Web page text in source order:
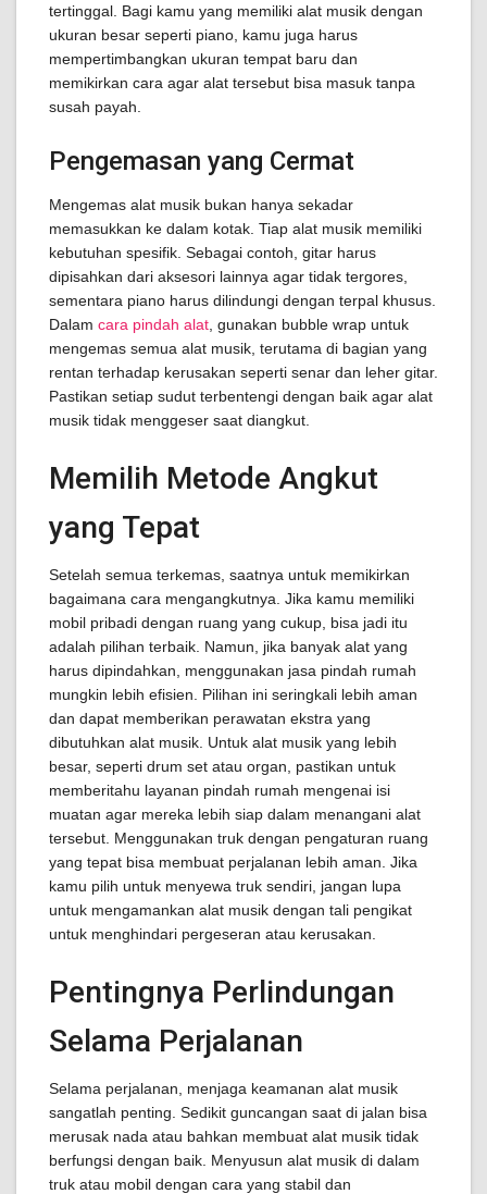
tertinggal. Bagi kamu yang memiliki alat musik dengan
ukuran besar seperti piano, kamu juga harus
mempertimbangkan ukuran tempat baru dan
memikirkan cara agar alat tersebut bisa masuk tanpa
susah payah.
Pengemasan yang Cermat
Mengemas alat musik bukan hanya sekadar
memasukkan ke dalam kotak. Tiap alat musik memiliki
kebutuhan spesifik. Sebagai contoh, gitar harus
dipisahkan dari aksesori lainnya agar tidak tergores,
sementara piano harus dilindungi dengan terpal khusus.
Dalam cara pindah alat , gunakan bubble wrap untuk
mengemas semua alat musik, terutama di bagian yang
rentan terhadap kerusakan seperti senar dan leher gitar.
Pastikan setiap sudut terbentengi dengan baik agar alat
musik tidak menggeser saat diangkut.
Memilih Metode Angkut
yang Tepat
Setelah semua terkemas, saatnya untuk memikirkan
bagaimana cara mengangkutnya. Jika kamu memiliki
mobil pribadi dengan ruang yang cukup, bisa jadi itu
adalah pilihan terbaik. Namun, jika banyak alat yang
harus dipindahkan, menggunakan jasa pindah rumah
mungkin lebih efisien. Pilihan ini seringkali lebih aman
dan dapat memberikan perawatan ekstra yang
dibutuhkan alat musik. Untuk alat musik yang lebih
besar, seperti drum set atau organ, pastikan untuk
memberitahu layanan pindah rumah mengenai isi
muatan agar mereka lebih siap dalam menangani alat
tersebut. Menggunakan truk dengan pengaturan ruang
yang tepat bisa membuat perjalanan lebih aman. Jika
kamu pilih untuk menyewa truk sendiri, jangan lupa
untuk mengamankan alat musik dengan tali pengikat
untuk menghindari pergeseran atau kerusakan.
Pentingnya Perlindungan
Selama Perjalanan
Selama perjalanan, menjaga keamanan alat musik
sangatlah penting. Sedikit guncangan saat di jalan bisa
merusak nada atau bahkan membuat alat musik tidak
berfungsi dengan baik. Menyusun alat musik di dalam
truk atau mobil dengan cara yang stabil dan